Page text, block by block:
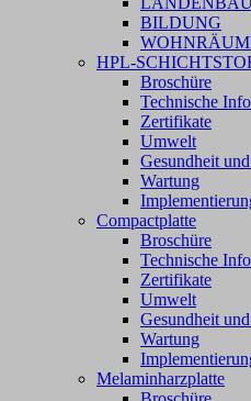
BILDUNG
HPL-
Broschüre
Technische
Zertifikate
Umwelt
Gesundheit
Wartung
Compactplatte
Broschüre
Technische
Zertifikate
Umwelt
Gesundheit
Wartung
Melaminharzplatte